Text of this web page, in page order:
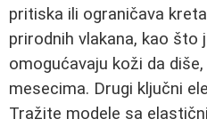
pritiska ili ograničava
prirodnih vlakana, kao što
omogućavaju koži da
mesecima. Drugi ključni
Tražite modele sa